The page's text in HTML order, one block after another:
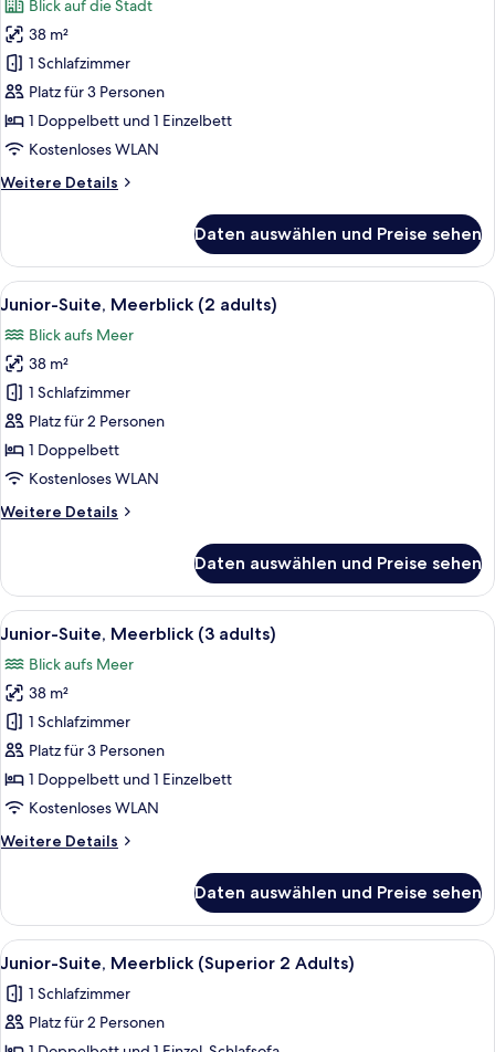
für
Junior-
Suite
(3
adults)
anzeigen
Blick auf die Stadt
38 m²
1 Schlafzimmer
Platz für 3 Personen
1 Doppelbett und 1 Einzelbett
Kostenloses WLAN
Weitere Details
Weitere
Suite
(3
adults)
Daten auswählen und Preise sehen
Alle
Fotos
für
Junior-
Suite,
Meerblick
(2
adults)
Ein Hotelzimmer mit einem großen
6
Junior-Suite, Meerblick (2 adults)
Blick aufs Meer
38 m²
1 Schlafzimmer
Platz für 2 Personen
1 Doppelbett
Kostenloses WLAN
Weitere Details
Weitere
Suite,
Meerblick
(2
Daten auswählen und Preise sehen
Alle
Fotos
für
Junior-
Suite,
Meerblick
(3
adults)
Ein Hotelzimmer mit einem großen
6
Junior-Suite, Meerblick (3 adults)
Blick aufs Meer
38 m²
1 Schlafzimmer
Platz für 3 Personen
1 Doppelbett und 1 Einzelbett
Kostenloses WLAN
Weitere Details
Weitere
Suite,
Meerblick
(3
Daten auswählen und Preise sehen
Alle
Fotos
für
Junior-
Ein Hotelzimmer mit einem großen
8
Junior-Suite, Meerblick (Superior 2 Adults)
1 Schlafzimmer
Platz für 2 Personen